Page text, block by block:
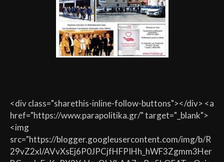
<div class="sharethis-inline-follow-buttons"></div> <a
href="https://www.parapolitika.gr/" target="_blank">
<img
src="https://blogger.googleusercontent.com/img/b/R
29vZ2xl/AVvXsEj6P0JPCjfHFPIHh_hWF3Zgmm3Her